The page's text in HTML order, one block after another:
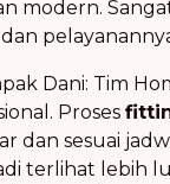
modern.
Dani: Tim
Proses
dan sesuai
terlihat lebih